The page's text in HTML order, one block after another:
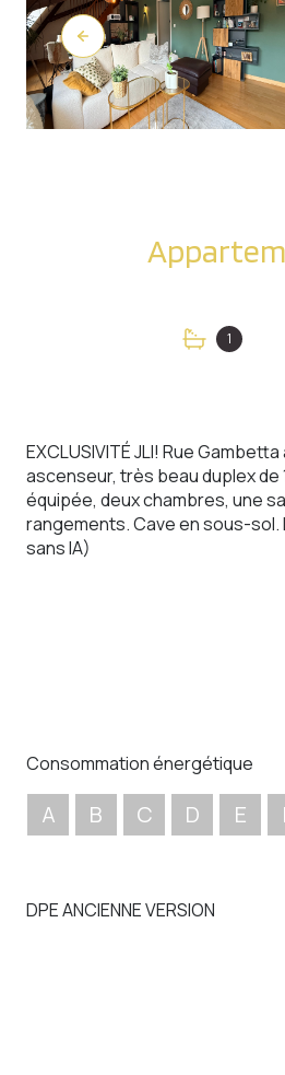
1
EXCLUSIVITÉ JLI! Rue
ascenseur, très beau duplex de
équipée, deux chambres, une
rangements. Cave en sous-sol.
sans IA)
Consommation énergétique
A B C D E
DPE ANCIENNE VERSION